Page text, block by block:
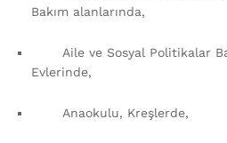
Bakım alanlarında,
Aile ve Sosyal Politikalar
Evlerinde,
Anaokulu, Kreşlerde,